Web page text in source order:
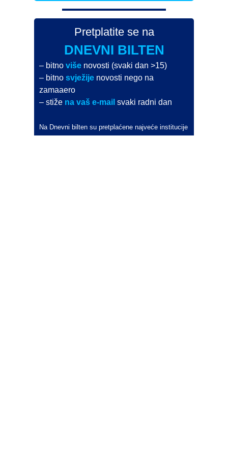
Pretplatite se na
DNEVNI BILTEN
– bitnoviše novosti (svaki dan >15)
– bitnosvježije novosti nego na
zamaaero
– stiže na vaš e-mail svaki radni dan
Na Dnevni bilten su pretplaćene najveće institucije